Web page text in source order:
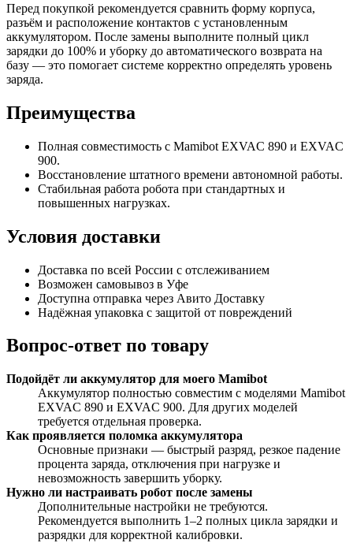
Перед покупкой рекомендуется сравнить форму корпуса,
разъём и расположение контактов с установленным
аккумулятором. После замены выполните полный цикл
зарядки до 100% и уборку до автоматического возврата на
базу — это помогает системе корректно определять уровень
заряда.
Преимущества
Полная совместимость с Mamibot EXVAC 890 и EXVAC
900.
Восстановление штатного времени автономной работы.
Стабильная работа робота при стандартных и
повышенных нагрузках.
Условия доставки
Доставка по всей России с отслеживанием
Возможен самовывоз в Уфе
Доступна отправка через Авито Доставку
Надёжная упаковка с защитой от повреждений
Вопрос-ответ по товару
Подойдёт ли аккумулятор для моего Mamibot
Аккумулятор полностью совместим с моделями Mamibot
EXVAC 890 и EXVAC 900. Для других моделей
требуется отдельная проверка.
Как проявляется поломка аккумулятора
Основные признаки — быстрый разряд, резкое падение
процента заряда, отключения при нагрузке и
невозможность завершить уборку.
Нужно ли настраивать робот после замены
Дополнительные настройки не требуются.
Рекомендуется выполнить 1–2 полных цикла зарядки и
разрядки для корректной калибровки.